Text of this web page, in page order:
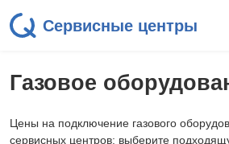
Сервисные центры
Газовое
Цены на подключение газового
сервисных центров: выберите